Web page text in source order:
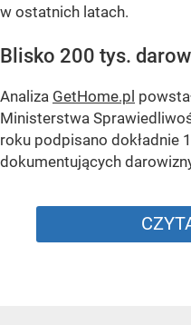
w ostatnich latach.
Blisko 200 tys.
Analiza GetHome.pl
Ministerstwa
roku podpisano dokładnie
dokumentujących